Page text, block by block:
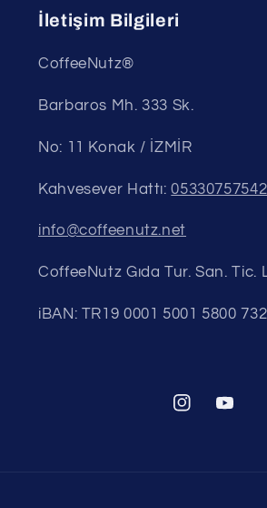
İletişim Bilgileri
CoffeeNutz®
Barbaros Mh. 333 Sk.
No: 11 Konak / İZMİR
Kahvesever Hattı:05330757542
info@coffeenutz.net
CoffeeNutz Gıda Tur. San. Tic.
iBAN: TR19 0001 5001 5800
InstagramYouTube